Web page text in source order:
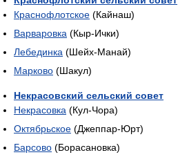
Краснофлотское (Кайнаш)
Варваровка (Кыр-Ички)
Лебединка (Шейх-Манай)
Марково (Шакул)
Некрасовский сельский совет
Некрасовка (Кул-Чора)
Октябрьское (Джеппар-Юрт)
Барсово (Борасановка)